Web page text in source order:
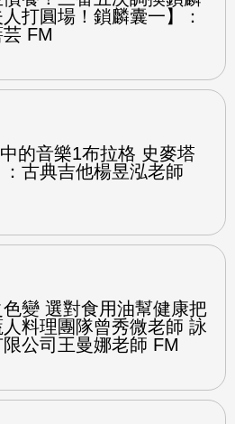
打圓場！鎖麟囊一】：
FM
中的音樂1布拉格 史麥塔
古典吉他楊昱泓老師
色變 選對食用油幫健康把
料理團隊曾秀微老師 詠
公司王曼娜老師 FM